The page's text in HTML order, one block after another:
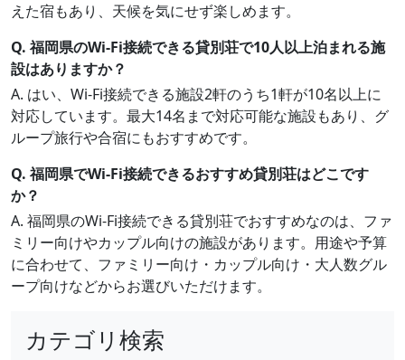
えた宿もあり、天候を気にせず楽しめます。
Q. 福岡県のWi-Fi接続できる貸別荘で10人以上泊まれる施
設はありますか？
A. はい、Wi-Fi接続できる施設2軒のうち1軒が10名以上に
対応しています。最大14名まで対応可能な施設もあり、グ
ループ旅行や合宿にもおすすめです。
Q. 福岡県でWi-Fi接続できるおすすめ貸別荘はどこです
か？
A. 福岡県のWi-Fi接続できる貸別荘でおすすめなのは、ファ
ミリー向けやカップル向けの施設があります。用途や予算
に合わせて、ファミリー向け・カップル向け・大人数グル
ープ向けなどからお選びいただけます。
カテゴリ検索